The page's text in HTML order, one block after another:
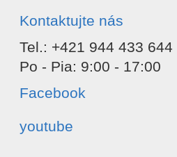
Kontaktujte nás
Tel.: +421 944 433 644
Po - Pia: 9:00 - 17:00
Facebook
youtube